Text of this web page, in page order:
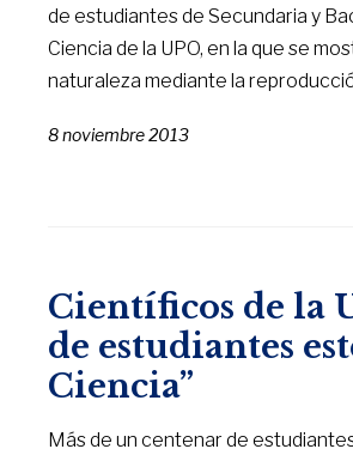
de estudiantes de Secundaria y
Ciencia de la UPO, en la que se
naturaleza mediante la
8 noviembre 2013
Científicos de la
de estudiantes
Ciencia”
Más de un centenar de